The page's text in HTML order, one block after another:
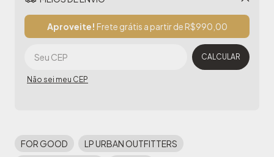
Aproveite! Frete grátis a partir deR$990,00
CALCULAR
Não sei meu CEP
FOR GOOD
LP URBAN OUTFITTERS